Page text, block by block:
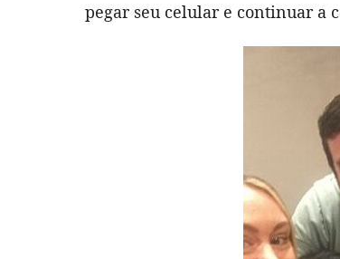
pegar seu celular e continuar a